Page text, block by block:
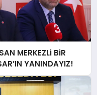
MERKEZLi BiR
YANINDAYIZ!